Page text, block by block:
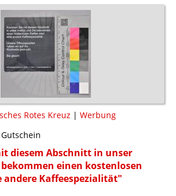
Rotes Kreuz | Werbung
diesem Abschnitt in unser
einen kostenlosen
andere Kaffeespezialität"